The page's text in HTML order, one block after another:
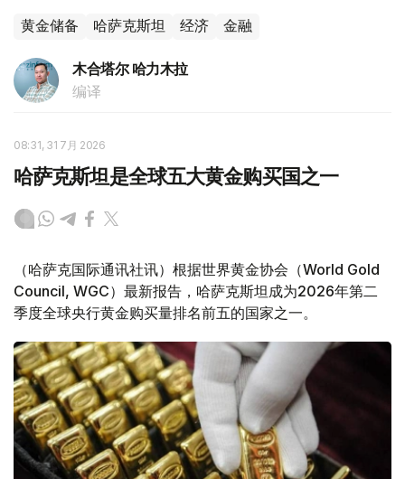
黄金储备 哈萨克斯坦 经济 金融
木合塔尔 哈力木拉
编译
08:31, 31 7月 2026
哈萨克斯坦是全球五大黄金购买国之一
（哈萨克国际通讯社讯）根据世界黄金协会（World Gold
Council, WGC）最新报告，哈萨克斯坦成为2026年第二
季度全球央行黄金购买量排名前五的国家之一。